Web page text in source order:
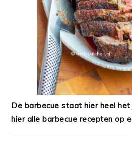
De barbecue staat hier heel
hier alle barbecue recepten op